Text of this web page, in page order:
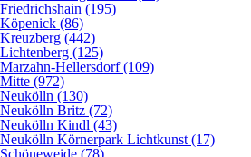
Friedrichshain (195)
Köpenick (86)
Kreuzberg (442)
Lichtenberg (125)
Marzahn-Hellersdorf (109)
Mitte (972)
Neukölln (130)
Neukölln Britz (72)
Neukölln Kindl (43)
Neukölln Körnerpark Lichtkunst (17)
Schöneweide (78)